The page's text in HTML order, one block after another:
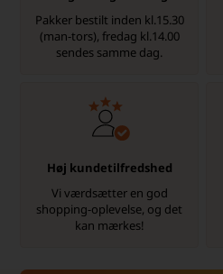
Pakker bestilt inden kl.15.30
(man-tors), fredag kl.14.00
sendes samme dag.
Høj kundetilfredshed
Vi værdsætter en god
shopping-oplevelse, og det
kan mærkes!